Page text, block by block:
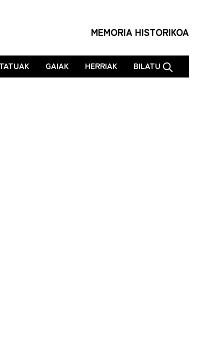
MEMORIA HISTORIKOA
GAIAK HERRIAK BILATU